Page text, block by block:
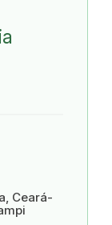
Ceará-